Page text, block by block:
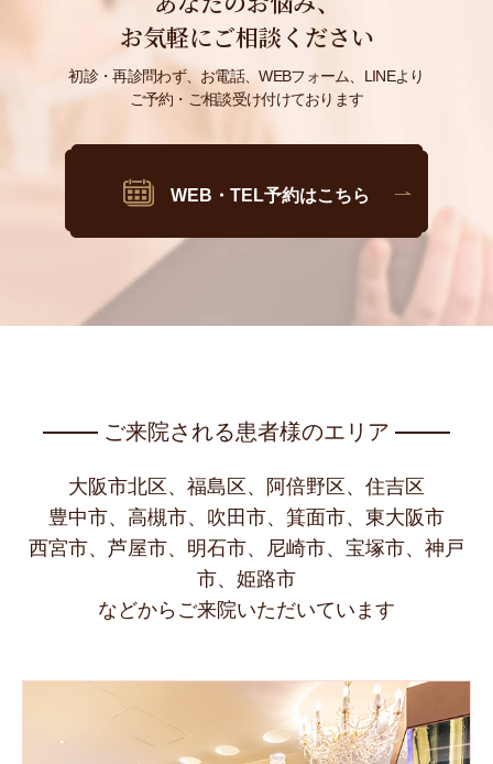
お気軽にご相談ください
初診・再診問わず、お電話、WEBフォーム、LINEより
ご予約・ご相談受け付けております
WEB・TEL予約はこちら
ご来院される患者様のエリア
大阪市北区、福島区、阿倍野区、住吉区
豊中市、高槻市、吹田市、箕面市、東大阪市
西宮市、芦屋市、明石市、尼崎市、宝塚市、神戸
市、姫路市
などからご来院いただいています